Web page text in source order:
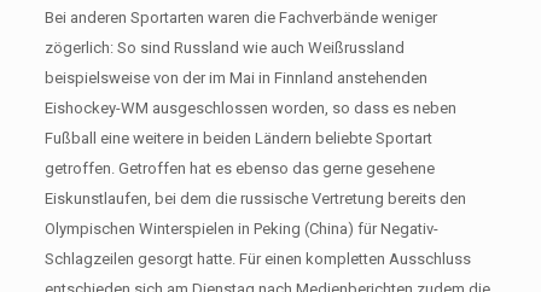
Bei anderen Sportarten waren die Fachverbände weniger
zögerlich: So sind Russland wie auch Weißrussland
beispielsweise von der im Mai in Finnland anstehenden
Eishockey-WM ausgeschlossen worden, so dass es neben
Fußball eine weitere in beiden Ländern beliebte Sportart
getroffen. Getroffen hat es ebenso das gerne gesehene
Eiskunstlaufen, bei dem die russische Vertretung bereits den
Olympischen Winterspielen in Peking (China) für Negativ-
Schlagzeilen gesorgt hatte. Für einen kompletten Ausschluss